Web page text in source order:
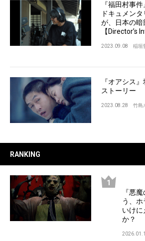
『福田村事
ドキュメン
が、日本の暗
【Director’s
2023.09.08 稲垣
『オアシス
ストーリー
2023.08.28 竹島
RANKING
『悪
う、
いけ
か？